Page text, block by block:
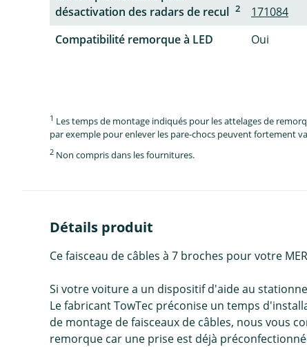
désactivation des radars de recul 2
171084
Compatibilité remorque à LED
Oui
1 Les temps de montage indiqués pour les attelages de
par exemple pour enlever les pare-chocs peuvent fortement
2 Non compris dans les fournitures.
Détails produit
Ce faisceau de câbles à 7 broches pour votre
Si votre voiture a un dispositif d'aide au
Le fabricant TowTec préconise un temps
de montage de faisceaux de câbles, nous vous
remorque car une prise est déjà